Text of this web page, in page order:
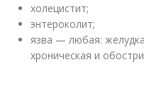
холецистит;
энтероколит;
язва — любая:
хроническая и